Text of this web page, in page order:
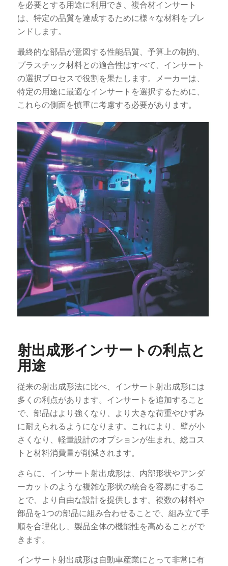
を必要とする用途に利用でき、複合材インサート
は、特定の品質を達成するために様々な材料をブレ
ンドします。
最終的な部品が意図する性能品質、予算上の制約、
プラスチック材料との適合性はすべて、インサート
の選択プロセスで役割を果たします。メーカーは、
特定の用途に最適なインサートを選択するために、
これらの側面を慎重に考慮する必要があります。
射出成形インサートの利点と
用途
従来の射出成形法に比べ、インサート射出成形には
多くの利点があります。インサートを追加すること
で、部品はより強くなり、より大きな荷重やひずみ
に耐えられるようになります。これにより、壁が小
さくなり、軽量設計のオプションが生まれ、総コス
トと材料消費量が削減されます。
さらに、インサート射出成形は、内部形状やアンダ
ーカットのような複雑な形状の統合を容易にするこ
とで、より自由な設計を提供します。複数の材料や
部品を1つの部品に組み合わせることで、組み立て手
順を合理化し、製品全体の機能性を高めることがで
きます。
インサート射出成形は自動車産業にとって非常に有